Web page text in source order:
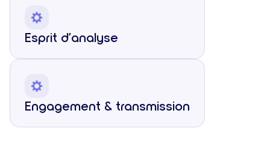
Esprit d’analyse
Engagement & transmission